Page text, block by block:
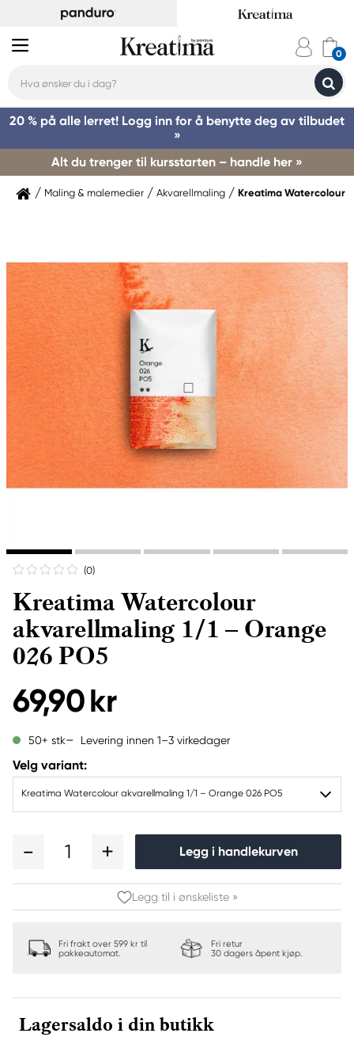
20 % på alle lerret! Logg inn for å benytte deg av tilbudet
»
Alt du trenger til kursstarten – handle her »
Maling & malemedier Akvarellmaling Kreatima Watercolour
(0)
Kreatima Watercolour
akvarellmaling 1/1 – Orange
026 PO5
69,90 kr
50+ stk Levering innen 1–3 virkedager
Velg variant:
Kreatima Watercolour akvarellmaling 1/1 – Orange 026 PO5
1 Legg i handlekurven
Legg til i ønskeliste »
Fri frakt over 599 kr til
pakkeautomat.
Fri retur
30 dagers åpent kjøp.
Lagersaldo i din butikk